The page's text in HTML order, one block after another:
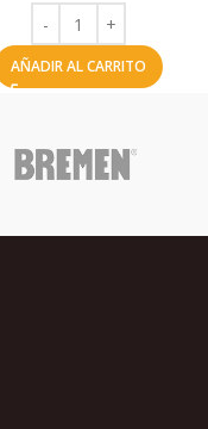
AÑADIR AL CARRITO